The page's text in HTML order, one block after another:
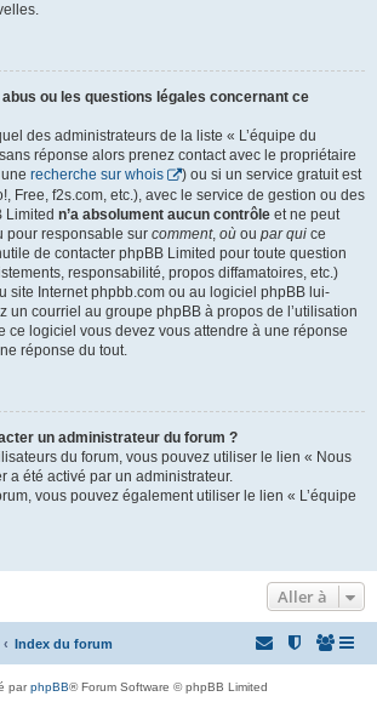
ou les questions légales concernant ce
des administrateurs de la liste « L’équipe du
réponse alors prenez contact avec le propriétaire
recherche sur whois
) ou si un service gratuit est
Free, f2s.com, etc.), avec le service de gestion ou des
Limited n’a absolument aucun contrôle et ne peut
pour responsable sur comment, où ou par qui ce
de contacter phpBB Limited pour toute question
responsabilité, propos diffamatoires, etc.)
site Internet phpbb.com ou au logiciel phpBB lui-
un courriel au groupe phpBB à propos de l’utilisation
ce logiciel vous devez vous attendre à une réponse
réponse du tout.
un administrateur du forum ?
du forum, vous pouvez utiliser le lien « Nous
a été activé par un administrateur.
vous pouvez également utiliser le lien « L’équipe
Aller à
Index du forum
parphpBB® Forum Software © phpBB Limited